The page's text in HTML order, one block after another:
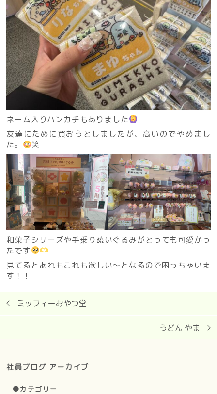
ネーム入りハンカチもありました
友達にために買おうとしましたが、高いのでやめまし
た。
笑
和菓子シリーズや手乗りぬいぐるみがとっても可愛かっ
たです
見てるとあれもこれも欲しい〜となるので困っちゃいま
す！！
ミッフィーおやつ堂
うどん やま
社員ブログ アーカイブ
●カテゴリー